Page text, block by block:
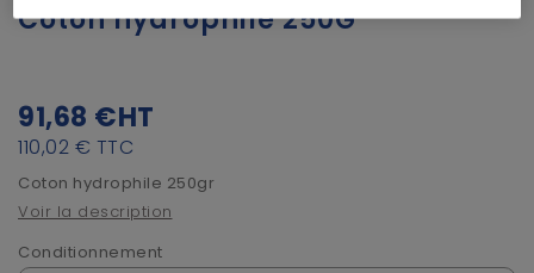
Coton hydrophile 250G
91,68 €HT
110,02 € TTC
Coton hydrophile 250gr
Voir la description
Conditionnement